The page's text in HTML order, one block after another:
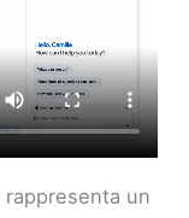
rappresenta un